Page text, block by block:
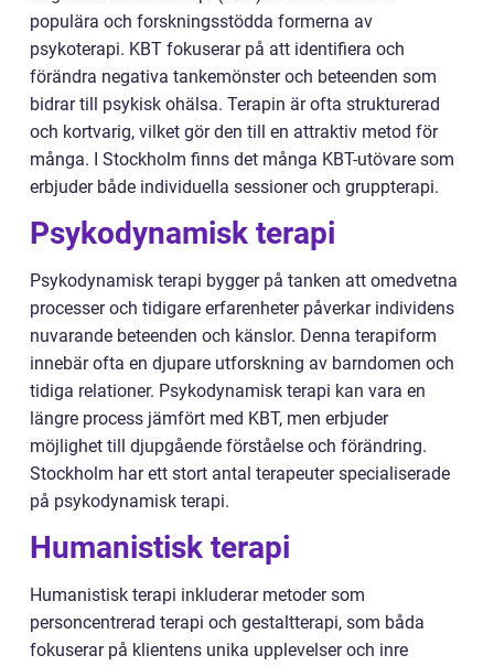
populära och forskningsstödda formerna av
psykoterapi. KBT fokuserar på att identifiera och
förändra negativa tankemönster och beteenden som
bidrar till psykisk ohälsa. Terapin är ofta strukturerad
och kortvarig, vilket gör den till en attraktiv metod för
många. I Stockholm finns det många KBT-utövare som
erbjuder både individuella sessioner och gruppterapi.
Psykodynamisk terapi
Psykodynamisk terapi bygger på tanken att omedvetna
processer och tidigare erfarenheter påverkar individens
nuvarande beteenden och känslor. Denna terapiform
innebär ofta en djupare utforskning av barndomen och
tidiga relationer. Psykodynamisk terapi kan vara en
längre process jämfört med KBT, men erbjuder
möjlighet till djupgående förståelse och förändring.
Stockholm har ett stort antal terapeuter specialiserade
på psykodynamisk terapi.
Humanistisk terapi
Humanistisk terapi inkluderar metoder som
personcentrerad terapi och gestaltterapi, som båda
fokuserar på klientens unika upplevelser och inre